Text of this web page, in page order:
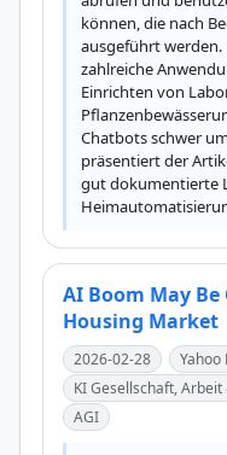
können, die nach
ausgeführt
zahlreiche
Einrichten von
Chatbots schwer
präsentiert der
gut dokumentierte
AI Boom May
Housing Market
2026-02-28
Yahoo
KI Gesellschaft,
AGI